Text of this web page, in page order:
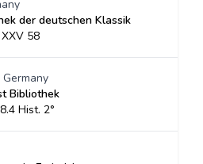
der deutschen Klassik
58
Bibliothek
Hist. 2°